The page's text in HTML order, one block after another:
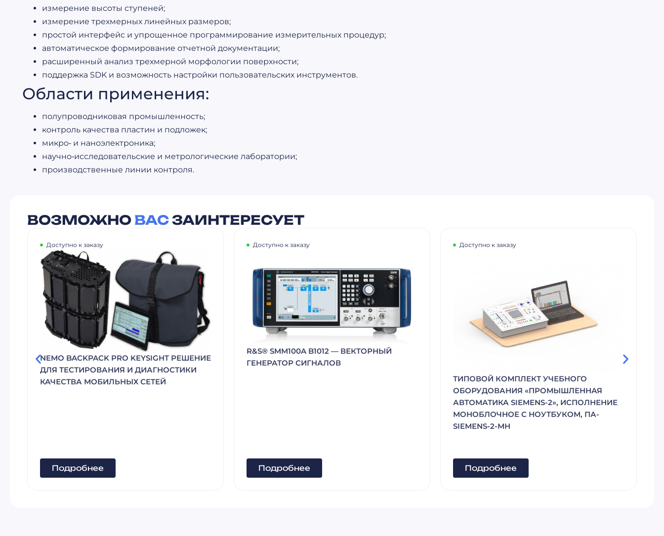
измерение высоты ступеней;
измерение трехмерных линейных размеров;
простой интерфейс и упрощенное программирование измерительных процедур;
автоматическое формирование отчетной документации;
расширенный анализ трехмерной морфологии поверхности;
поддержка SDK и возможность настройки пользовательских инструментов.
Области применения:
полупроводниковая промышленность;
контроль качества пластин и подложек;
микро‑ и наноэлектроника;
научно‑исследовательские и метрологические лаборатории;
производственные линии контроля.
ВОЗМОЖНО ВАСЗАИНТЕРЕСУЕТ
РЕШЕНИЕ
Доступно к заказу
R&S® SMM100A B1012 — ВЕКТОРНЫЙ
ГЕНЕРАТОР СИГНАЛОВ
Подробнее
Доступно к заказу
АВТОМАТИКА SIEMENS-2», ИСПОЛНЕНИЕ
Подробнее
Доступно к заказу
НАВИГАЦИОННОГО СИГНАЛА
Подробнее